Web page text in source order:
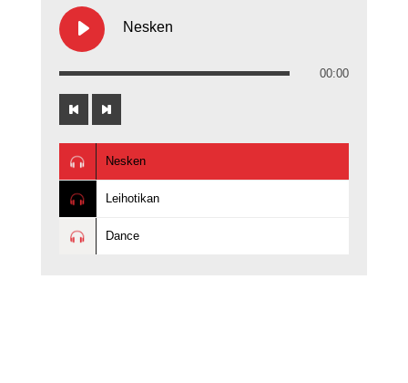
Nesken
00:00
Nesken
Leihotikan
Dance